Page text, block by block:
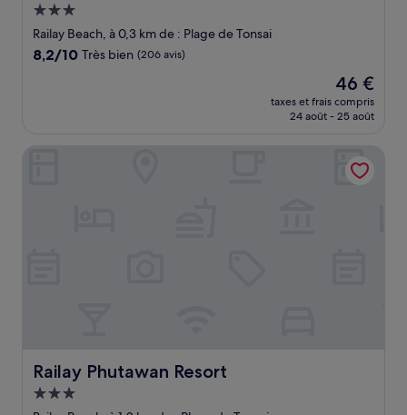
Hébergement
3.0 étoiles
Railay Beach, à 0,3 km de : Plage de Tonsai
8.2
8,2/10 Très bien (206 avis)
Le
nouveau
prix
de
46 €
46 €
taxes et frais compris
24 août - 25 août
Railay Phutawan Resort
Railay Phutawan Resort
Hébergement